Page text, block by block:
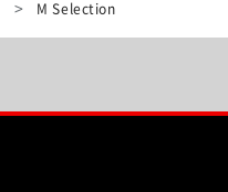
M Selection